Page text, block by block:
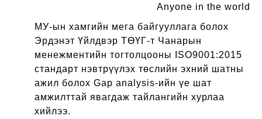
Anyone in the world
МУ-ын хамгийн мега байгууллага болох
Эрдэнэт Үйлдвэр ТӨҮГ-т Чанарын
менежментийн тогтолцооны ISO9001:2015
стандарт нэвтрүүлэх төслийн эхний шатны
ажил болох Gap analysis-ийн үе шат
амжилттай явагдаж тайлангийн хурлаа
хийлээ.